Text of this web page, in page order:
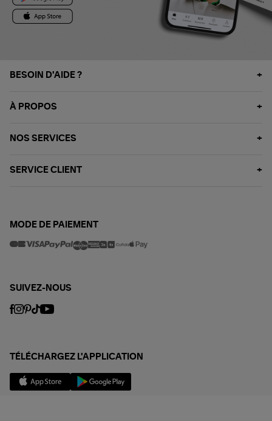
BESOIN D'AIDE ?
À PROPOS
NOS SERVICES
SERVICE CLIENT
MODE DE PAIEMENT
SUIVEZ-NOUS
TÉLÉCHARGEZ L'APPLICATION